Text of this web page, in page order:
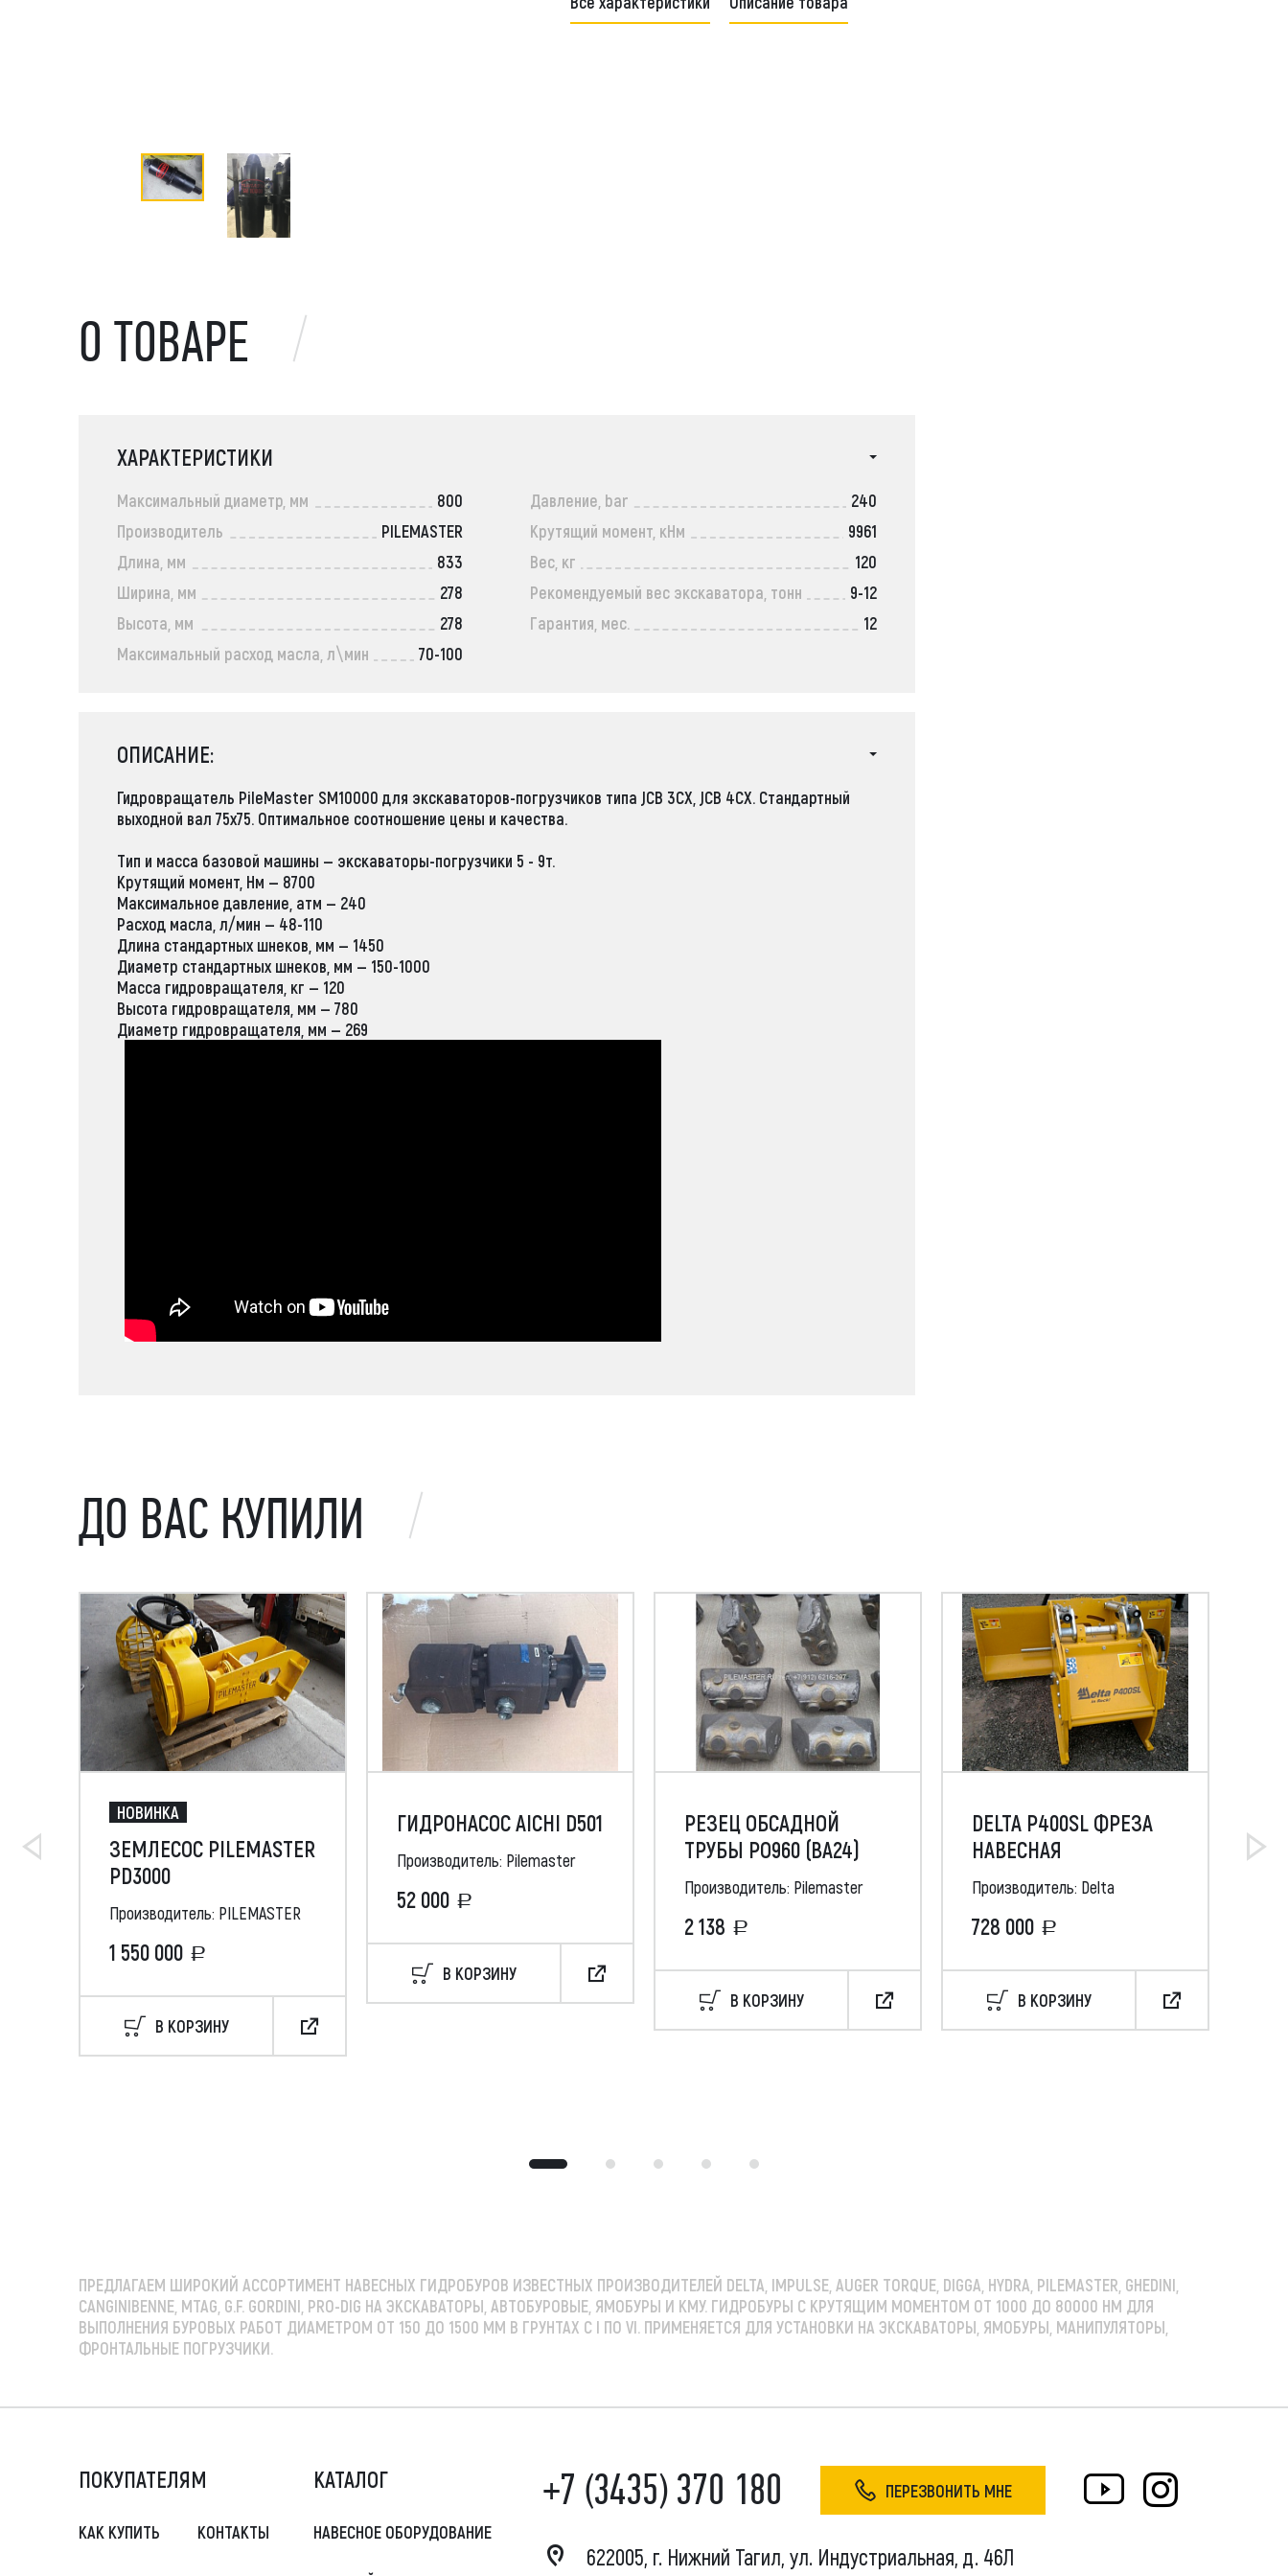
О ТОВАРЕ
ХАРАКТЕРИСТИКИ
Максимальный диаметр, мм
800
Производитель
PILEMASTER
Длина, мм
833
Ширина, мм
278
Высота, мм
278
Максимальный расход масла, л\мин
70-100
Давление, bar
240
Крутящий момент, кНм
9961
Вес, кг
120
Рекомендуемый вес экскаватора, тонн
9-12
Гарантия, мес.
12
ОПИСАНИЕ:
Гидровращатель PileMaster SM10000 для экскаваторов-погрузчиков типа JCB 3CX, JCB 4CX. Стандартный
выходной вал 75х75. Оптимальное соотношение цены и качества.
Тип и масса базовой машины — экскаваторы-погрузчики 5 - 9т.
Крутящий момент, Нм — 8700
Максимальное давление, атм — 240
Расход масла, л/мин — 48-110
Длина стандартных шнеков, мм — 1450
Диаметр стандартных шнеков, мм — 150-1000
Масса гидровращателя, кг — 120
Высота гидровращателя, мм — 780
Диаметр гидровращателя, мм — 269
ДО ВАС КУПИЛИ
НОВИНКА
ЗЕМЛЕСОС PILEMASTER
PD3000
Производитель: PILEMASTER
1 550 000
В КОРЗИНУ
ГИДРОНАСОС AICHI D501
Производитель: Pilemaster
52 000
В КОРЗИНУ
РЕЗЕЦ ОБСАДНОЙ
ТРУБЫ РО960 (ВА24)
Производитель: Pilemaster
2 138
В КОРЗИНУ
DELTA P400SL ФРЕЗА
НАВЕСНАЯ
Производитель: Delta
728 000
В КОРЗИНУ
AF
ПРЕДЛАГАЕМ ШИРОКИЙ АССОРТИМЕНТ НАВЕСНЫХ ГИДРОБУРОВ ИЗВЕСТНЫХ ПРОИЗВОДИТЕЛЕЙ DELTA, IMPULSE, AUGER TORQUE, DIGGA, HYDRA, PILEMASTER, GHEDINI,
CANGINIBENNE, MTAG, G.F. GORDINI, PRO-DIG НА ЭКСКАВАТОРЫ, АВТОБУРОВЫЕ, ЯМОБУРЫ И КМУ. ГИДРОБУРЫ С КРУТЯЩИМ МОМЕНТОМ ОТ 1000 ДО 80000 НМ ДЛЯ
ВЫПОЛНЕНИЯ БУРОВЫХ РАБОТ ДИАМЕТРОМ ОТ 150 ДО 1500 ММ В ГРУНТАХ С I ПО VI. ПРИМЕНЯЕТСЯ ДЛЯ УСТАНОВКИ НА ЭКСКАВАТОРЫ, ЯМОБУРЫ, МАНИПУЛЯТОРЫ,
ФРОНТАЛЬНЫЕ ПОГРУЗЧИКИ.
ПОКУПАТЕЛЯМ
КАК КУПИТЬ КОНТАКТЫ
КАТАЛОГ
НАВЕСНОЕ ОБОРУДОВАНИЕ
+7 (3435) 370 180 ПЕРЕЗВОНИТЬ МНЕ
622005, г. Нижний Тагил, ул. Индустриальная, д. 46Л